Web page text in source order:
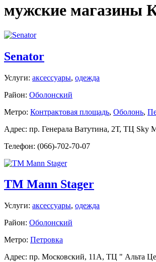
мужские магазины
Senator
Услуги: аксессуары, одежда
Район: Оболонский
Метро: Контрактовая площадь, Оболонь,
Адрес: пр. Генерала Ватутина, 2Т, ТЦ Sky
Телефон: (066)-702-70-07
TM Mann Stager
Услуги: аксессуары, одежда
Район: Оболонский
Метро: Петровка
Адрес: пр. Московский, 11А, ТЦ " Альта